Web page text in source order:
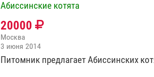
Абиссинские котята
20000
Москва
3 июня 2014
Питомник предлагает Абиссинских